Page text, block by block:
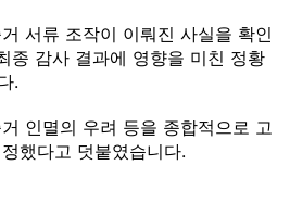
서류 조작이 이뤄진 사실을 확인
종 감사 결과에 영향을 미친 정황
.
인멸의 우려 등을 종합적으로 고
했다고 덧붙였습니다.